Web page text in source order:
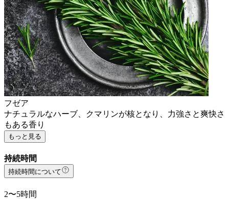
フゼア
ナチュラルなハーブ、クマリンが核となり、力強さと爽快さ
もある香り
もっと見る
持続時間
持続時間について
2〜5時間